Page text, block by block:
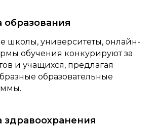
образования
школы, университеты, онлайн-
обучения конкурируют за
и учащихся, предлагая
образовательные
здравоохранения